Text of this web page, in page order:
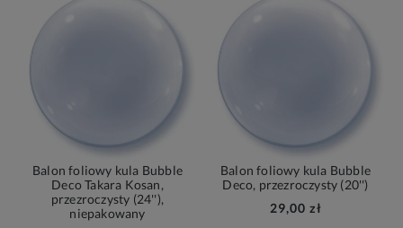
Balon foliowy kula Bubble
Deco Takara Kosan,
przezroczysty (24''),
niepakowany
Balon foliowy kula Bubble
Deco, przezroczysty (20'')
29,00 zł